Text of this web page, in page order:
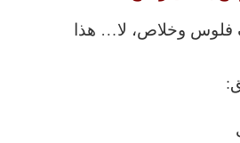
وخلاص، لا… هذا